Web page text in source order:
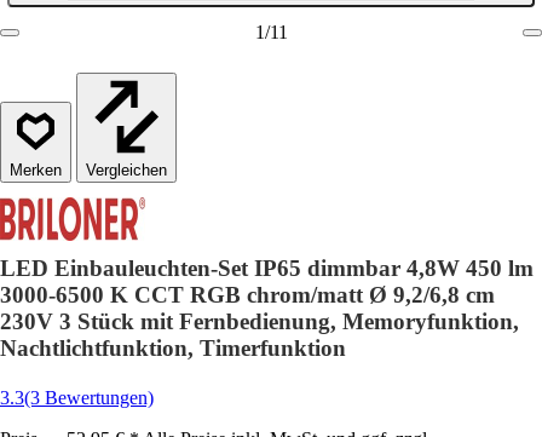
1/11
Vergleichen
LED Einbauleuchten-Set IP65 dimmbar 4,8W 450 lm
3000-6500 K CCT RGB chrom/matt Ø 9,2/6,8 cm
230V 3 Stück mit Fernbedienung, Memoryfunktion,
Nachtlichtfunktion, Timerfunktion
3.3(3 Bewertungen)